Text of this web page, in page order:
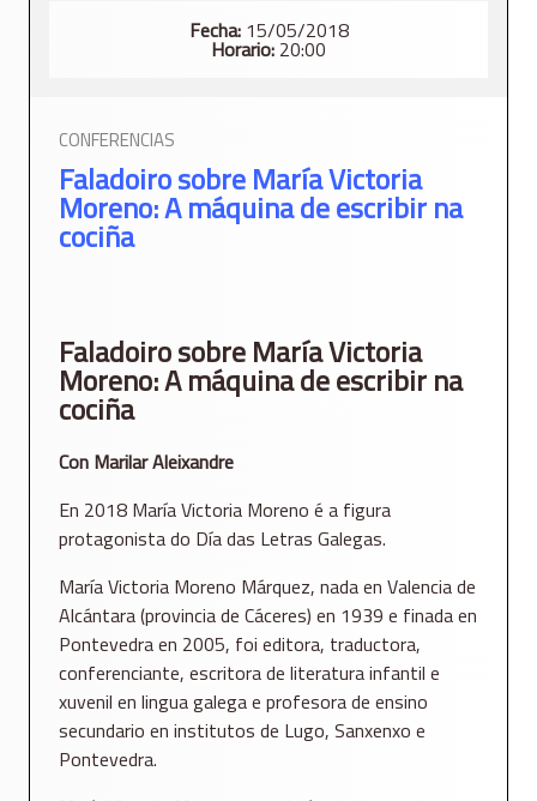
Fecha:15/05/2018
Horario: 20:00
CONFERENCIAS
Faladoiro sobre María Victoria
Moreno: A máquina de escribir na
cociña
Faladoiro sobre María Victoria
Moreno: A máquina de escribir na
cociña
Con Marilar Aleixandre
En 2018 María Victoria Moreno é a figura
protagonista do Día das Letras Galegas.
María Victoria Moreno Márquez, nada en Valencia de
Alcántara (provincia de Cáceres) en 1939 e finada en
Pontevedra en 2005, foi editora, traductora,
conferenciante, escritora de literatura infantil e
xuvenil en lingua galega e profesora de ensino
secundario en institutos de Lugo, Sanxenxo e
Pontevedra.